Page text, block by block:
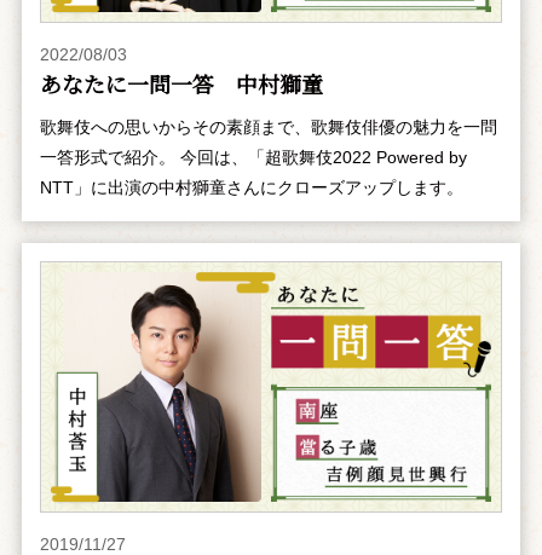
2022/08/03
あなたに一問一答 中村獅童
歌舞伎への思いからその素顔まで、歌舞伎俳優の魅力を一問
一答形式で紹介。 今回は、「超歌舞伎2022 Powered by
NTT」に出演の中村獅童さんにクローズアップします。
2019/11/27